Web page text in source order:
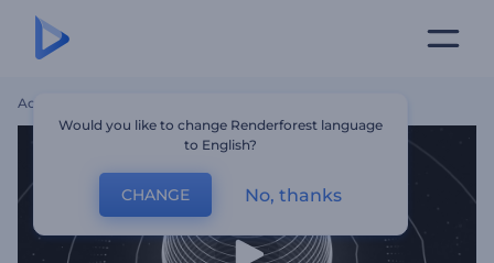
Accueil
Would you like to change Renderforest language
to English?
CHANGE No, thanks